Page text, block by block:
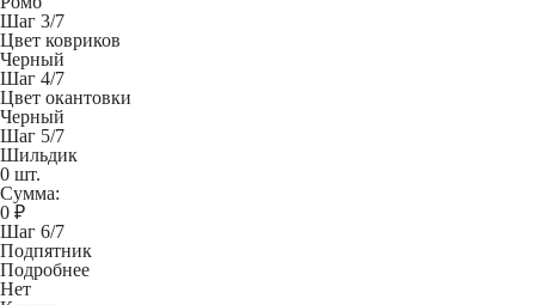
Шаг 3/7
Цвет ковриков
Черный
Шаг 4/7
Цвет окантовки
Черный
Шаг 5/7
Шильдик
0 шт.
Сумма:
0 ₽
Шаг 6/7
Подпятник
Подробнее
Нет